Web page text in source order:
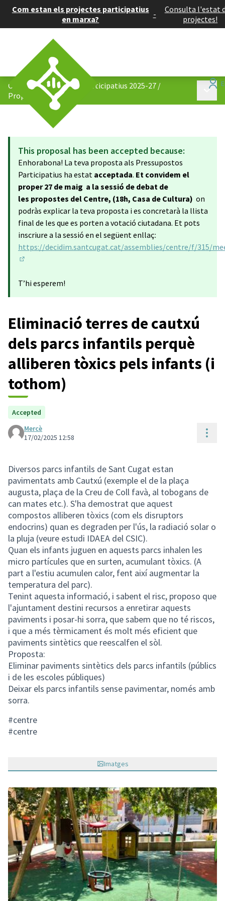
Com estan els projectes participatius
en marxa?
-
Consulta l'estat
projectes!
Centre: Pressupostos Participatius 2025-27 /
Propostes
This proposal has been accepted because:
Enhorabona! La teva proposta als Pressupostos
Participatius ha estat acceptada. Et convidem el
proper 27 de maig a la sessió de debat de
les propostes del Centre, (18h, Casa de Cultura) on
podràs explicar la teva proposta i es concretarà la llista
final de les que es porten a votació ciutadana. Et pots
inscriure a la sessió en el següent enllaç:
https://decidim.santcugat.cat/assemblies/centre/f/315/
T’hi esperem!
Eliminació terres de cautxú
dels parcs infantils perquè
alliberen tòxics pels infants (i
tothom)
Accepted
Mercè
17/02/2025 12:58
Diversos parcs infantils de Sant Cugat estan
pavimentats amb Cautxú (exemple el de la plaça
augusta, plaça de la Creu de Coll favà, al tobogans de
can mates etc.). S'ha demostrat que aquest
compostos alliberen tòxics (com els disruptors
endocrins) quan es degraden per l'ús, la radiació solar o
la pluja (veure estudi IDAEA del CSIC).
Quan els infants juguen en aquests parcs inhalen les
micro partícules que en surten, acumulant tòxics. (A
part a l'estiu acumulen calor, fent així augmentar la
temperatura del parc).
Tenint aquesta informació, i sabent el risc, proposo que
l'ajuntament destini recursos a enretirar aquests
paviments i posar-hi sorra, que sabem que no té riscos,
i que a més tèrmicament és molt més eficient que
paviments sintètics que reescalfen el sòl.
Proposta:
Eliminar paviments sintètics dels parcs infantils (públics
i de les escoles públiques)
Deixar els parcs infantils sense pavimentar, només amb
sorra.
#centre
#centre
Imatges